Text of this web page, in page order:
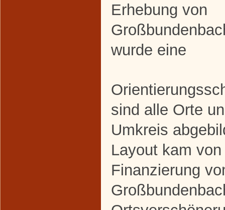
Erhebung von
wurde eine
sind alle Orte
Umkreis
Layout kam
Finanzierung